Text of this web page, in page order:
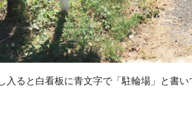
入ると白看板に青文字で「駐輪場」と書い